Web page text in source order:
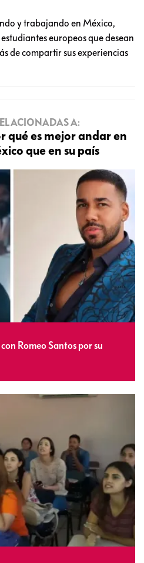
y trabajando en México,
europeos que desean
de compartir sus experiencias
A:
qué es mejor andar en
que en su país
Romeo Santos por su